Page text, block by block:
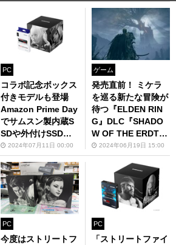
PC
コラボ記念ボックス
付きモデルも登場
Amazon Prime Day
でサムスン製内蔵S
SDや外付けSSD、
メモリーカードが特
価販売
2024年07月11日 00:00
ゲーム
発売直前！ ミケラ
を巡る新たな冒険が
待つ『ELDEN RIN
G』DLC『SHADO
W OF THE ERDTR
EE』レビュー
2024年06月19日 15:00
PC
今度はストリートフ
PC
「ストリートファイ